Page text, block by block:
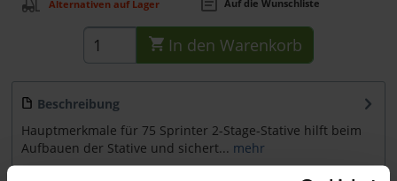
Alternativen auf Lager Auf die Wunschliste
In den Warenkorb
Beschreibung
Hauptmerkmale für 75 Sprinter 2-Stage-Stative hilft beim
Aufbauen der Stative und sichert... mehr